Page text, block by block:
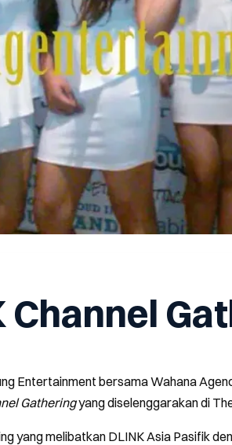
Channel
Entertainment bersama Wahana
Gatheringyang diselenggarakan di
yang melibatkan DLINK Asia Pasifik